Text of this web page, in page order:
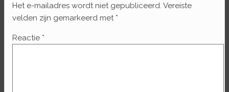
Het e-mailadres wordt niet gepubliceerd. Vereiste
velden zijn gemarkeerd met *
Reactie *